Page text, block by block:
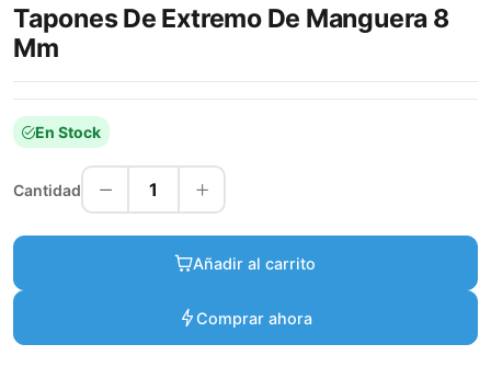
Tapones De Extremo De Manguera 8
Mm
En Stock
Cantidad 1
Añadir al carrito
Comprar ahora